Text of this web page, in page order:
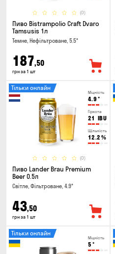
(0)
Пиво Bistrampolio Craft Dvaro
Tamsusis 1л
Темне, Нефільтроване, 5.5°
187,50
грн за 1 шт
Міцність
4.9 °
Гіркота
21 IBU
Щільність
12.2 %
(0)
Тільки онлайн
Пиво Lander Brau Premium
Beer 0.5л
Світле, Фільтроване, 4.9°
43,50
грн за 1 шт
Міцність
5 °
Тільки онлайн